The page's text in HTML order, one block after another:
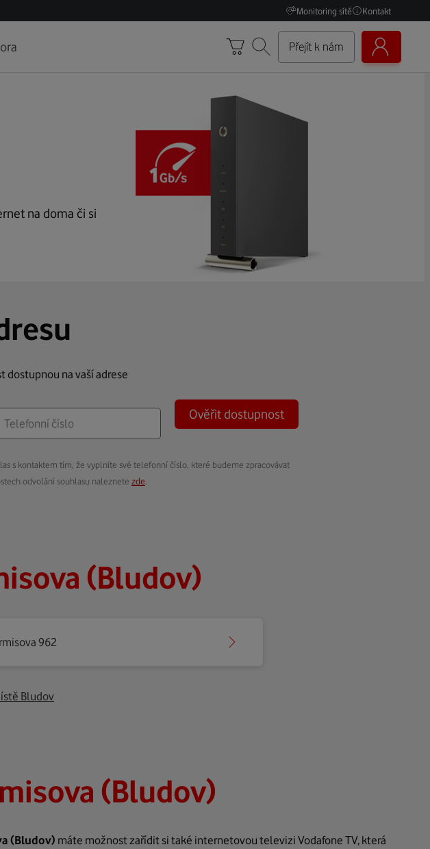
Monitoring sítě Kontakt
Přejít k nám
na doma či si
dostupnou na vaší adrese
Ověřit dostupnost
s kontaktem tím, že vyplníte své telefonní číslo, které budeme zpracovávat
odvolání souhlasu naleznete zde
(Bludov)
962
Bludov
(Bludov)
(Bludov) máte možnost zařídit si také internetovou televizi Vodafone TV, která